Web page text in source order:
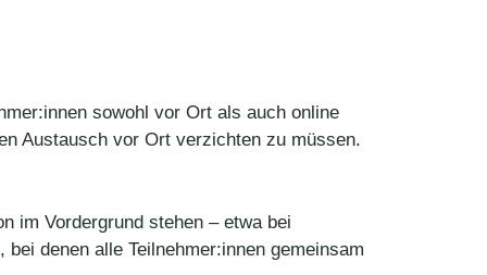
sowohl vor Ort als auch online
Austausch vor Ort verzichten zu müssen.
im Vordergrund stehen – etwa bei
denen alle Teilnehmer:innen gemeinsam